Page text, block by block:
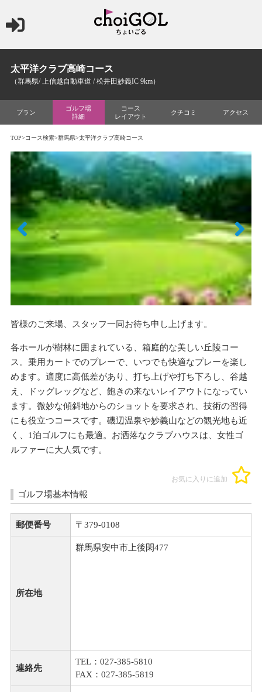
太平洋クラブ高崎コース
（群馬県/ 上信越自動車道 / 松井田妙義IC 9km）
プラン
ゴルフ場
詳細
コース
レイアウト
クチコミ アクセス
TOP>コース検索>群馬県>太平洋クラブ高崎コース
皆様のご来場、スタッフ一同お待ち申し上げます。
各ホールが樹林に囲まれている、箱庭的な美しい丘陵コー
ス。乗用カートでのプレーで、いつでも快適なプレーを楽し
めます。適度に高低差があり、打ち上げや打ち下ろし、谷越
え、ドッグレッグなど、飽きの来ないレイアウトになってい
ます。微妙な傾斜地からのショットを要求され、技術の習得
にも役立つコースです。磯辺温泉や妙義山などの観光地も近
く、1泊ゴルフにも最適。お洒落なクラブハウスは、女性ゴ
ルファーに大人気です。
お気に入りに追加
ゴルフ場基本情報
郵便番号 〒379-0108
所在地
群馬県安中市上後閑477
連絡先
TEL：027-385-5810
FAX：027-385-5819